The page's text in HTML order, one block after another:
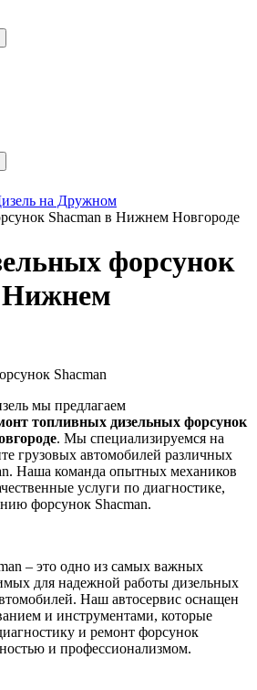
на Дружном
Shacman в Нижнем Новгороде
форсунок
Нижнем
мы предлагаем
топливных дизельных форсунок
. Мы специализируемся на
грузовых автомобилей различных
Наша команда опытных механиков
услуги по диагностике,
форсунок Shacman.
– это одно из самых важных
для надежной работы дизельных
Наш автосервис оснащен
и инструментами, которые
и ремонт форсунок
и профессионализмом.